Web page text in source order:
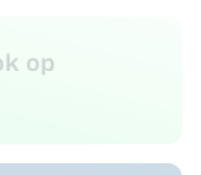
op